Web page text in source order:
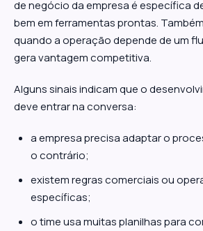
de negócio da empresa é específica
bem em ferramentas prontas.
quando a operação depende de um
gera vantagem competitiva.
Alguns sinais indicam que o
deve entrar na conversa:
a empresa precisa adaptar o
o contrário;
existem regras comerciais ou
específicas;
o time usa muitas planilhas para